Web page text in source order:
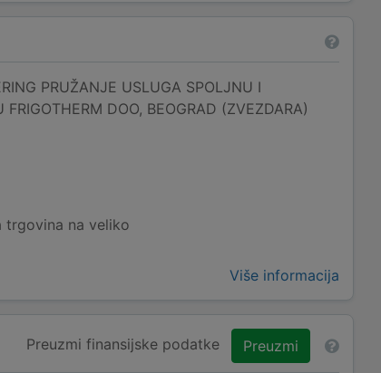
PRUŽANJE USLUGA SPOLJNU I
DOO, BEOGRAD (ZVEZDARA)
trgovina na veliko
Više informacija
Preuzmi finansijske podatke Preuzmi